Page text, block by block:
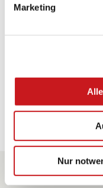
Marketing
Nur
for gluing,
Pour